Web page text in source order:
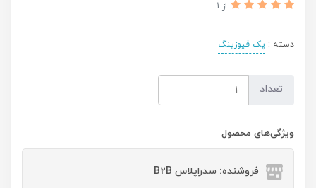
از 1
دسته : پک فیوزینگ
تعداد
ویژگی‌های محصول
فروشنده: سدراپلاس B2B